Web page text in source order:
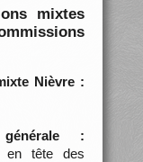
mixtes
Nièvre :
:
en tête des